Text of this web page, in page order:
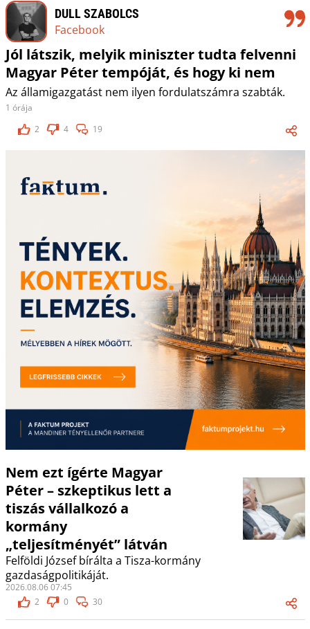
DULL SZABOLCS
Facebook
Jól látszik, melyik miniszter tudta felvenni
Magyar Péter tempóját, és hogy ki nem
Az államigazgatást nem ilyen fordulatszámra szabták.
1 órája
2
4 19
Nem ezt ígérte Magyar
Péter – szkeptikus lett a
tiszás vállalkozó a
kormány
„teljesítményét” látván
Felföldi József bírálta a Tisza-kormány
gazdaságpolitikáját.
2026.08.06 07:45
2
0 30